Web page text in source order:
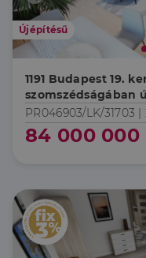
Újépítésű
1191 Budapest 19.
szomszédságában
lakások
műszaki
PR046903/LK/31703 |
84 000 000